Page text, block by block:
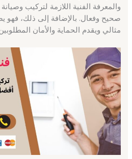
والمعرفة الفنية اللازمة لتركيب
صحيح وفعال. بالإضافة إلى ذلك، فهو
مثالي ويقدم الحماية والأمان